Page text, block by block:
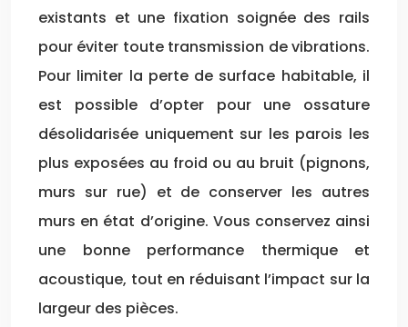
existants et une fixation soignée des rails
pour éviter toute transmission de vibrations.
Pour limiter la perte de surface habitable, il
est possible d’opter pour une ossature
désolidarisée uniquement sur les parois les
plus exposées au froid ou au bruit (pignons,
murs sur rue) et de conserver les autres
murs en état d’origine. Vous conservez ainsi
une bonne performance thermique et
acoustique, tout en réduisant l’impact sur la
largeur des pièces.